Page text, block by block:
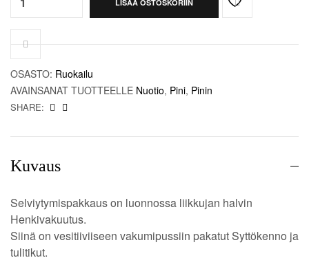
LISÄÄ OSTOSKORIIN
OSASTO: Ruokailu
AVAINSANAT TUOTTEELLE Nuotio, Pini, Pinin
SHARE:
Kuvaus
Selviytymispakkaus on luonnossa liikkujan halvin
Henkivakuutus.
Siinä on vesitiiviiseen vakumipussiin pakatut Syttökenno ja
tulitikut.